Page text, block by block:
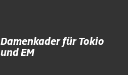
Damenkader für Tokio
und EM